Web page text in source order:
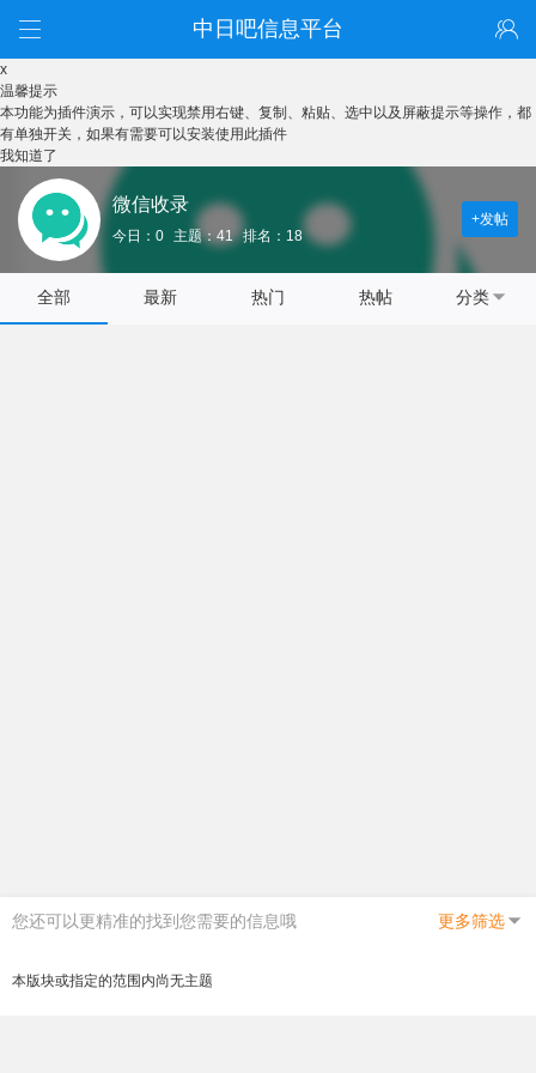
中日吧信息平台
x
温馨提示
本功能为插件演示，可以实现禁用右键、复制、粘贴、选中以及屏蔽提示等操作，都
有单独开关，如果有需要可以安装使用此插件
我知道了
微信收录
今日：0 主题：41 排名：18
+发帖
全部 最新 热门 热帖 分类
您还可以更精准的找到您需要的信息哦 更多筛选
本版块或指定的范围内尚无主题